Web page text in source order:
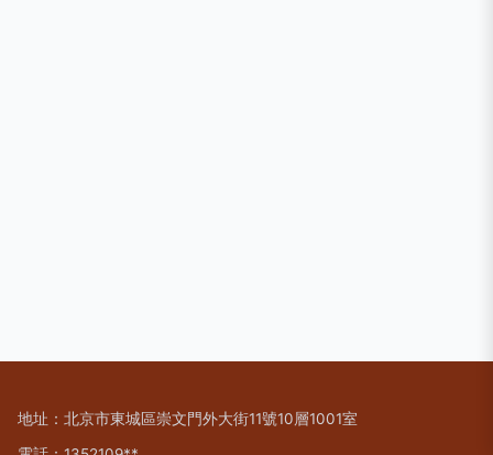
地址：北京市東城區崇文門外大街11號10層1001室